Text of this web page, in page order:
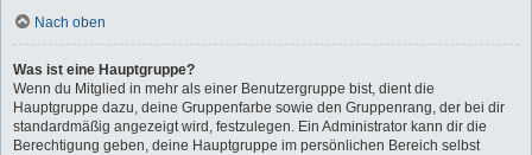
Nach oben
Was ist eine Hauptgruppe?
Wenn du Mitglied in mehr als einer Benutzergruppe bist, dient die
Hauptgruppe dazu, deine Gruppenfarbe sowie den Gruppenrang, der bei dir
standardmäßig angezeigt wird, festzulegen. Ein Administrator kann dir die
Berechtigung geben, deine Hauptgruppe im persönlichen Bereich selbst